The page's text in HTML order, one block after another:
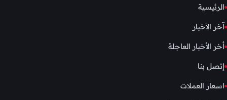
الرئيسية
آخر الأخبار
أخر الأخبار العاجلة
إتصل بنا
اسعار العملات